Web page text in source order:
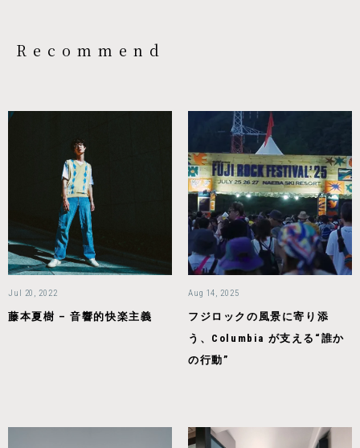
Recommend
Jul 20, 2022
藤本夏樹 – 音響的快楽主義
Aug 14, 2025
フジロックの風景に寄り添
う、Columbia が支える“誰か
の行動”